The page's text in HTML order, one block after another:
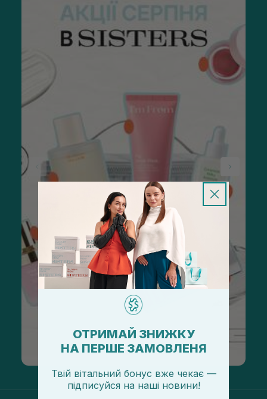
ОТРИМАЙ ЗНИЖКУ
НА ПЕРШЕ ЗАМОВЛЕНЯ
Твій вітальний бонус вже чекає —
підписуйся на наші новини!